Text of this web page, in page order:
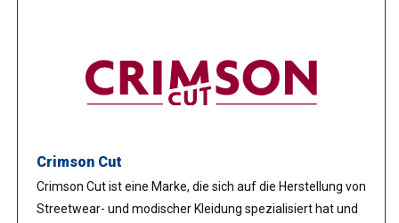
Crimson Cut
Crimson Cut ist eine Marke, die sich auf die Herstellung von
Streetwear- und modischer Kleidung spezialisiert hat und